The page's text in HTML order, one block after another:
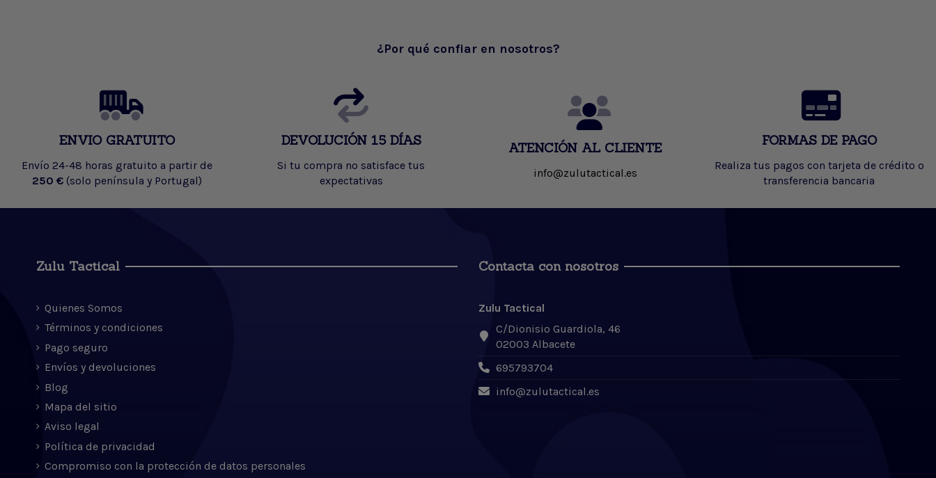
¿Por qué confiar en nosotros?
ENVIO GRATUITO
Envío 24-48 horas gratuito a partir de
250 € (solo península y Portugal)
DEVOLUCIÓN 15 DÍAS
Si tu compra no satisface tus
expectativas
ATENCIÓN AL CLIENTE
info@zulutactical.es
FORMAS DE PAGO
Realiza tus pagos con tarjeta de crédito o
transferencia bancaria
Zulu Tactical
Quienes Somos
Términos y condiciones
Pago seguro
Envíos y devoluciones
Blog
Mapa del sitio
Aviso legal
Política de privacidad
Compromiso con la protección de datos personales
Contacta con nosotros
Zulu Tactical
C/Dionisio Guardiola, 46
02003 Albacete
695793704
info@zulutactical.es